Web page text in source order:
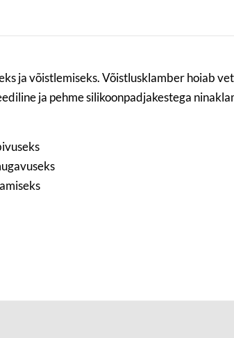
ja võistlemiseks. Võistlusklamber hoiab
ja pehme silikoonpadjakestega